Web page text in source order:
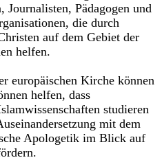
Pädagogen und
die durch
auf dem Gebiet der
helfen.
europäischen Kirche können
helfen, dass
studieren
mit dem
Apologetik im Blick auf